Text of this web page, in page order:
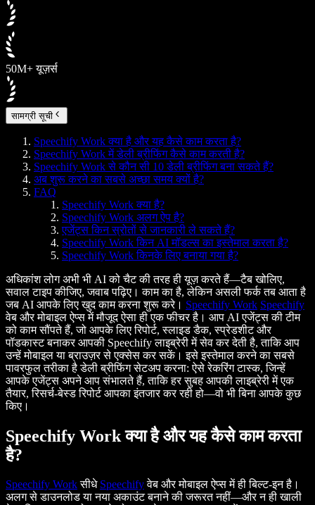
50M+ यूज़र्स
सामग्री सूची
Speechify Work क्या है और यह कैसे काम करता है?
Speechify Work में डेली ब्रीफिंग कैसे काम करती है?
Speechify Work से कौन सी 10 डेली ब्रीफिंग बना सकते हैं?
अब शुरू करने का सबसे अच्छा समय क्यों है?
FAQ
Speechify Work क्या है?
Speechify Work अलग ऐप है?
एजेंट्स किन स्रोतों से जानकारी ले सकते हैं?
Speechify Work किन AI मॉडल्स का इस्तेमाल करता है?
Speechify Work किनके लिए बनाया गया है?
अधिकांश लोग अभी भी AI को चैट की तरह ही यूज़ करते हैं—टैब खोलिए,
सवाल टाइप कीजिए, जवाब पढ़िए। काम का है, लेकिन असली फर्क तब आता है
जब AI आपके लिए खुद काम करना शुरू करे। Speechify Work Speechify
वेब और मोबाइल ऐप्स में मौजूद ऐसा ही एक फीचर है। आप AI एजेंट्स की टीम
को काम सौंपते हैं, जो आपके लिए रिपोर्ट, स्लाइड डैक, स्प्रेडशीट और
पॉडकास्ट बनाकर आपकी Speechify लाइब्रेरी में सेव कर देती है, ताकि आप
उन्हें मोबाइल या ब्राउज़र से एक्सेस कर सकें। इसे इस्तेमाल करने का सबसे
पावरफुल तरीका है डेली ब्रीफिंग सेटअप करना: ऐसे रेकरिंग टास्क, जिन्हें
आपके एजेंट्स अपने आप संभालते हैं, ताकि हर सुबह आपकी लाइब्रेरी में एक
तैयार, रिसर्च-बेस्ड रिपोर्ट आपका इंतजार कर रही हो—वो भी बिना आपके कुछ
किए।
Speechify Work क्या है और यह कैसे काम करता
है?
Speechify Workसीधे Speechifyवेब और मोबाइल ऐप्स में ही बिल्ट-इन है।
अलग से डाउनलोड या नया अकाउंट बनाने की जरूरत नहीं—और न ही खाली